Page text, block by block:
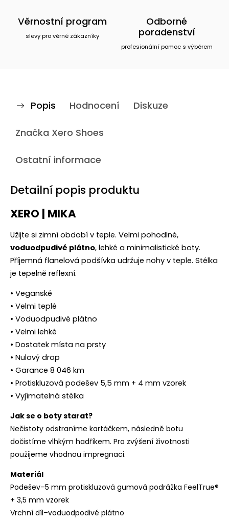
Věrnostní program
slevy pro věrné zákazníky
Odborné
poradenství
profesionální pomoc s výběrem
Popis Hodnocení Diskuze
Značka Xero Shoes
Ostatní informace
Detailní popis produktu
XERO | MIKA
Užijte si zimní období v teple. Velmi pohodlné,
voduodpudivé plátno, lehké a minimalistické boty.
Příjemná flanelová podšívka udržuje nohy v teple. Stélka
je tepelně reflexní.
• Veganské
• Velmi teplé
• Voduodpudivé plátno
• Velmi lehké
• Dostatek místa na prsty
• Nulový drop
• Garance 8 046 km
• Protiskluzová podešev 5,5 mm + 4 mm vzorek
• Vyjímatelná stélka
Jak se o boty starat?
Nečistoty odstraníme kartáčkem, následně botu
dočistíme vlhkým hadříkem. Pro zvýšení životnosti
použijeme vhodnou impregnaci.
Materiál
Podešev–5 mm protiskluzová gumová podrážka FeelTrue®
+ 3,5 mm vzorek
Vrchní díl–voduodpodivé plátno